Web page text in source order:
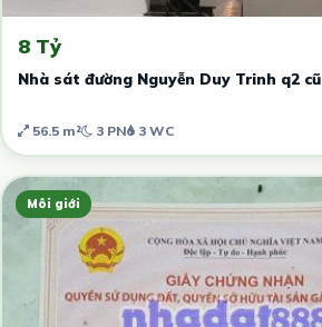
8 Tỷ
Nhà sát đường Nguyễn Duy Trinh q2 cũ
56.5 m² 3 PN 3 WC
Môi giới